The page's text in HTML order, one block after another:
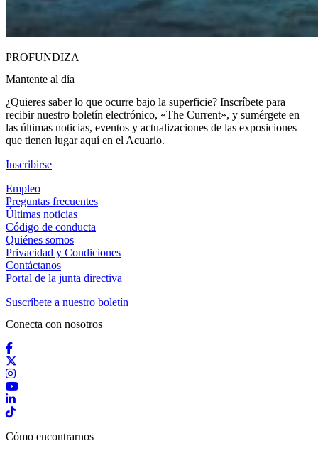
PROFUNDIZA
Mantente al día
¿Quieres saber lo que ocurre bajo la superficie? Inscríbete para
recibir nuestro boletín electrónico, «The Current», y sumérgete en
las últimas noticias, eventos y actualizaciones de las exposiciones
que tienen lugar aquí en el Acuario.
Inscribirse(Abrir en una pestaña nueva)
Empleo
Preguntas frecuentes
Últimas noticias
Código de conducta
Quiénes somos
Privacidad y Condiciones
Contáctanos
Portal de la junta directiva
Suscríbete a nuestro boletín
Conecta con nosotros
Facebook
Instagram
YouTube
LinkedIn
TikTok
Cómo encontrarnos